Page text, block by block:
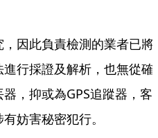
因此負責檢測的業者已將
行採證及解析，也無從確
，抑或為GPS追蹤器，客
妨害秘密犯行。